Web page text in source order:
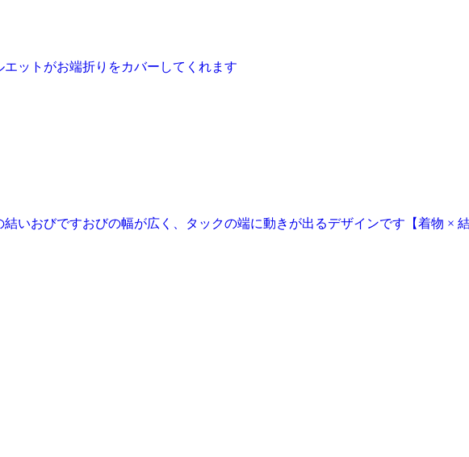
ットがお端折りをカバーしてくれます
いおびですおびの幅が広く、タックの端に動きが出るデザインです【着物 ×